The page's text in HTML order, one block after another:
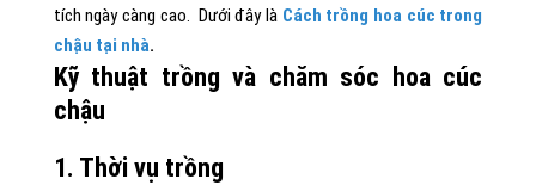
tích ngày càng cao. Dưới đây là Cách trồng hoa cúc trong
chậu tại nhà.
Kỹ thuật trồng và chăm sóc hoa cúc
chậu
1. Thời vụ trồng